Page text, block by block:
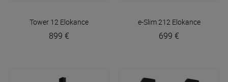
Tower 12 Elokance
899 €
e-Slim 212 Elokance
699 €